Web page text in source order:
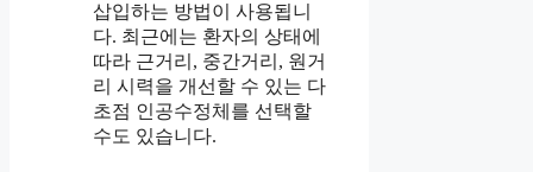
삽입하는 방법이 사용됩니
다. 최근에는 환자의 상태에
따라 근거리, 중간거리, 원거
리 시력을 개선할 수 있는 다
초점 인공수정체를 선택할
수도 있습니다.